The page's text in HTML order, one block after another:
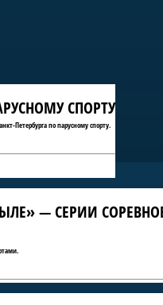
СПОРТУ
Петербурга по парусному спорту.
— СЕРИИ